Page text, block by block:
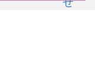
所移転祝い 胡蝶蘭-誕生日
せ